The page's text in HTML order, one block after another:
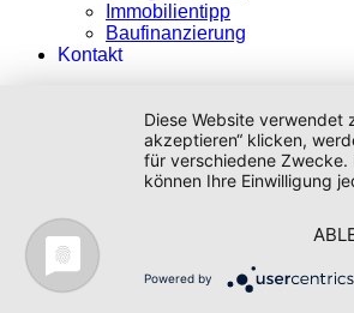
Immobilientipp
Baufinanzierung
Kontakt
Diese Website verwendet
akzeptieren“ klicken,
für verschiedene Zwecke.
können Ihre Einwilligung
Powered by